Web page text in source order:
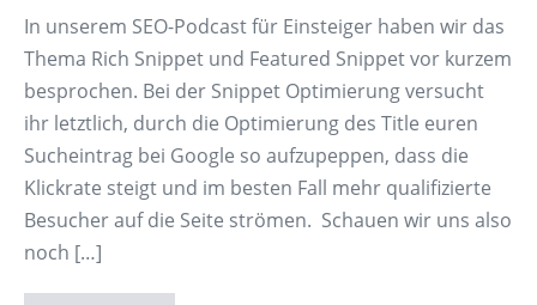
In unserem SEO-Podcast für Einsteiger haben wir das
Thema Rich Snippet und Featured Snippet vor kurzem
besprochen. Bei der Snippet Optimierung versucht
ihr letztlich, durch die Optimierung des Title euren
Sucheintrag bei Google so aufzupeppen, dass die
Klickrate steigt und im besten Fall mehr qualifizierte
Besucher auf die Seite strömen. Schauen wir uns also
noch […]